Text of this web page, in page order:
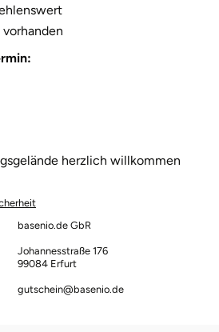
herzlich willkommen
basenio.de GbR
Johannesstraße 176
99084 Erfurt
gutschein@basenio.de